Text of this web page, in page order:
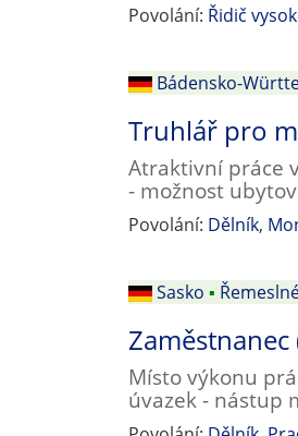
Povolání: Řidič
Bádensko-
Truhlář pro
Atraktivní práce
- možnost
Povolání: Dělník,
Sasko ▪
Místo výkonu
úvazek - nástup